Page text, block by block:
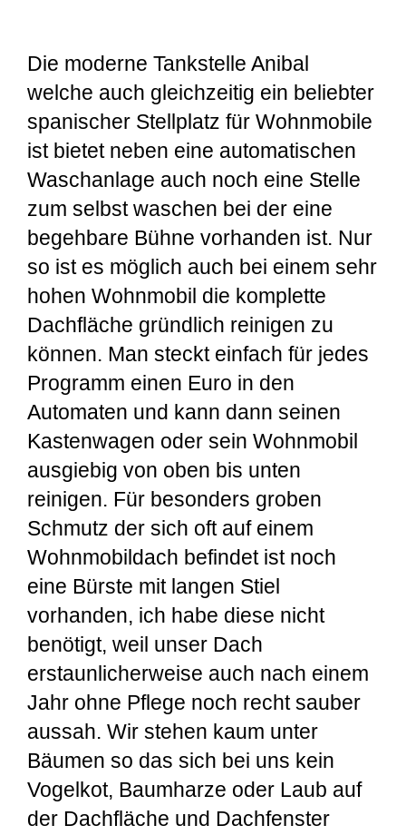
Die moderne Tankstelle Anibal
welche auch gleichzeitig ein beliebter
spanischer Stellplatz für Wohnmobile
ist bietet neben eine automatischen
Waschanlage auch noch eine Stelle
zum selbst waschen bei der eine
begehbare Bühne vorhanden ist. Nur
so ist es möglich auch bei einem sehr
hohen Wohnmobil die komplette
Dachfläche gründlich reinigen zu
können. Man steckt einfach für jedes
Programm einen Euro in den
Automaten und kann dann seinen
Kastenwagen oder sein Wohnmobil
ausgiebig von oben bis unten
reinigen. Für besonders groben
Schmutz der sich oft auf einem
Wohnmobildach befindet ist noch
eine Bürste mit langen Stiel
vorhanden, ich habe diese nicht
benötigt, weil unser Dach
erstaunlicherweise auch nach einem
Jahr ohne Pflege noch recht sauber
aussah. Wir stehen kaum unter
Bäumen so das sich bei uns kein
Vogelkot, Baumharze oder Laub auf
der Dachfläche und Dachfenster